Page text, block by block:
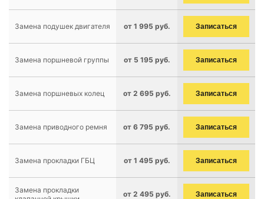
Замена подушек двигателя от 1 995 руб. Записаться
Замена поршневой группы от 5 195 руб. Записаться
Замена поршневых колец от 2 695 руб. Записаться
Замена приводного ремня от 6 795 руб. Записаться
Замена прокладки ГБЦ от 1 495 руб. Записаться
Замена прокладки
от 2 495 руб. Записаться